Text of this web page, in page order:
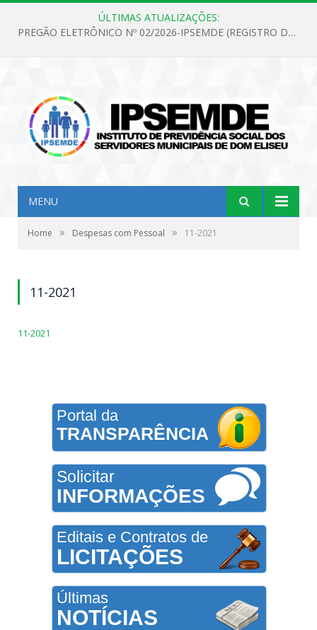
ÚLTIMAS ATUALIZAÇÕES:
PREGÃO ELETRÔNICO Nº 02/2026-IPSEMDE (REGISTRO DE PREÇOS PARA FUTURA E EVENTUAL AQUISIÇÃO DE MATERIAL DE LIMPEZA E GÊNEROS ALIMENTÍCIOS PARA ATENDER AS NECESSIDADES DO INSTITUTO DE PREVIDÊNCIA SOCIAL DOS SERVIDORES MUNICIPAIS DE DOM ELISEU.)
MENU
Home » Despesas com Pessoal » 11-2021
11-2021
11-2021
Portal da
TRANSPARÊNCIA
Solicitar
INFORMAÇÕES
Editais e Contratos de
LICITAÇÕES
Últimas
NOTÍCIAS